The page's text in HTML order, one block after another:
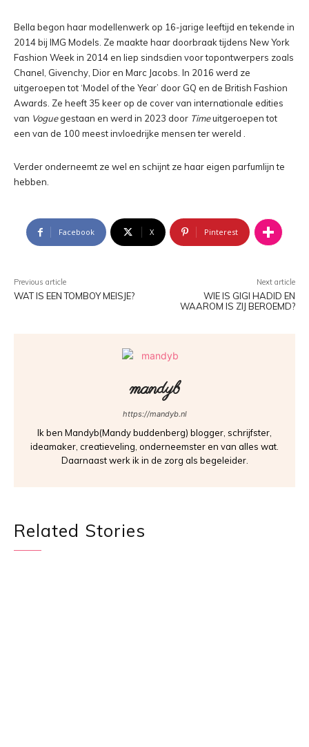
Bella begon haar modellenwerk op 16-jarige leeftijd en tekende in
2014 bij IMG Models. Ze maakte haar doorbraak tijdens New York
Fashion Week in 2014 en liep sindsdien voor topontwerpers zoals
Chanel, Givenchy, Dior en Marc Jacobs. In 2016 werd ze
uitgeroepen tot ‘Model of the Year’ door GQ en de British Fashion
Awards. Ze heeft 35 keer op de cover van internationale edities
van Voguegestaan en werd in 2023 door Timeuitgeroepen tot
een van de 100 meest invloedrijke mensen ter wereld .
Verder onderneemt ze wel en schijnt ze haar eigen parfumlijn te
hebben.
Facebook X Pinterest
Previous article
WAT IS EEN TOMBOY MEISJE?
Next article
WIE IS GIGI HADID EN
WAAROM IS ZIJ BEROEMD?
mandyb
https://mandyb.nl
Ik ben Mandyb(Mandy buddenberg) blogger, schrijfster,
ideamaker, creatieveling, onderneemster en van alles wat.
Daarnaast werk ik in de zorg als begeleider.
Related Stories